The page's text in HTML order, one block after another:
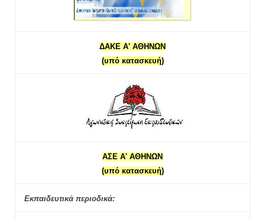
ΔΑΚΕ Α' ΑΘΗΝΩΝ
(υπό κατασκευή)
ΑΣΕ Α' ΑΘΗΝΩΝ
(υπό κατασκευή)
Εκπαιδευτικά περιοδικά: